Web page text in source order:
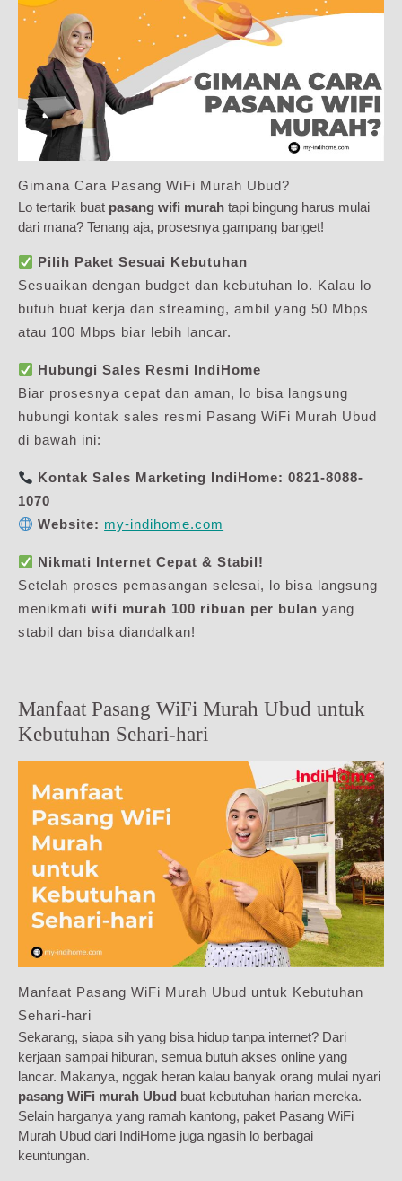
Gimana Cara Pasang WiFi Murah Ubud?
Lo tertarik buat pasang wifi murah tapi bingung harus mulai
dari mana? Tenang aja, prosesnya gampang banget!
Pilih Paket Sesuai Kebutuhan
Sesuaikan dengan budget dan kebutuhan lo. Kalau lo
butuh buat kerja dan streaming, ambil yang 50 Mbps
atau 100 Mbps biar lebih lancar.
Hubungi Sales Resmi IndiHome
Biar prosesnya cepat dan aman, lo bisa langsung
hubungi kontak sales resmi Pasang WiFi Murah Ubud
di bawah ini:
Kontak Sales Marketing IndiHome: 0821-8088-
1070
Website: my-indihome.com
Nikmati Internet Cepat & Stabil!
Setelah proses pemasangan selesai, lo bisa langsung
menikmati wifi murah 100 ribuan per bulan yang
stabil dan bisa diandalkan!
Manfaat Pasang WiFi Murah Ubud untuk
Kebutuhan Sehari-hari
Manfaat Pasang WiFi Murah Ubud untuk Kebutuhan
Sehari-hari
Sekarang, siapa sih yang bisa hidup tanpa internet? Dari
kerjaan sampai hiburan, semua butuh akses online yang
lancar. Makanya, nggak heran kalau banyak orang mulai nyari
pasang WiFi murah Ubud buat kebutuhan harian mereka.
Selain harganya yang ramah kantong, paket Pasang WiFi
Murah Ubud dari IndiHome juga ngasih lo berbagai
keuntungan.